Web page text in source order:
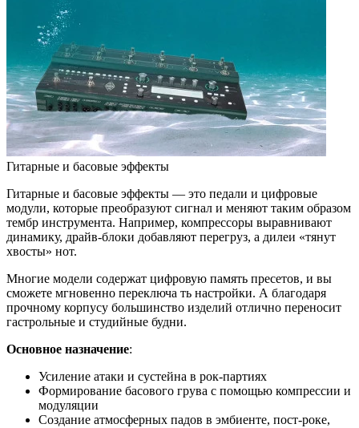
Гитарные и басовые эффекты
Гитарные и басовые эффекты — это педали и цифровые
модули, которые преобразуют сигнал и меняют таким образом
тембр инструмента. Например, компрессоры выравнивают
динамику, драйв-блоки добавляют перегруз, а дилеи «тянут
хвосты» нот.
Многие модели содержат цифровую память пресетов, и вы
сможете мгновенно переключа ть настройки. А благодаря
прочному корпусу большинство изделий отлично переносит
гастрольные и студийные будни.
Основное назначение:
Усиление атаки и сустейна в рок-партиях
Формирование басового грува с помощью компрессии и
модуляции
Создание атмосферных падов в эмбиенте, пост-роке,